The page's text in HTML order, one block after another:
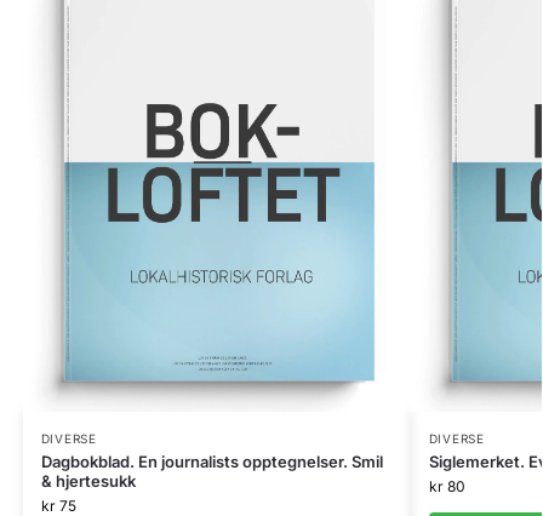
DIVERSE
Dagbokblad. En journalists opptegnelser. Smil
& hjertesukk
kr75
DIVERSE
Siglemerket.
kr80